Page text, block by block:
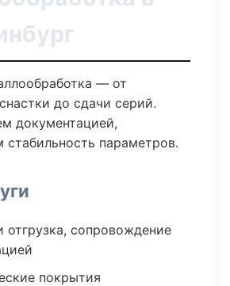
— от
до сдачи серий.
документацией,
стабильность параметров.
отгрузка, сопровождение
покрытия